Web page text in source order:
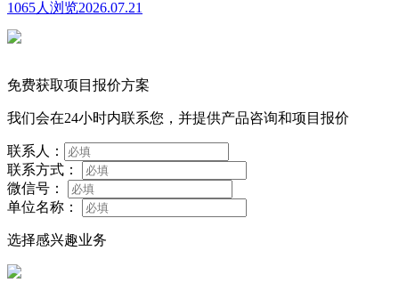
1065人浏览2026.07.21
免费获取项目报价方案
我们会在24小时内联系您，并提供产品咨询和项目报价
联系人：
联系方式：
微信号：
单位名称：
选择感兴趣业务